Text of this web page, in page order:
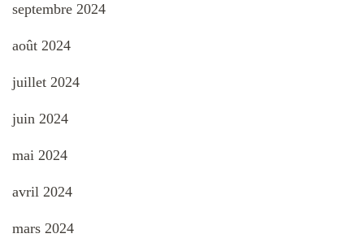
septembre 2024
août 2024
juillet 2024
juin 2024
mai 2024
avril 2024
mars 2024